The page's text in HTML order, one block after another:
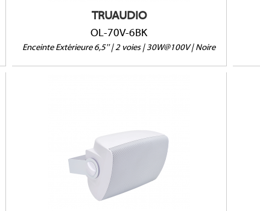
TRUAUDIO
OL-70V-6BK
Enceinte Extérieure 6,5'' | 2 voies | 30W@100V | Noire
16Ω/100V/70V/25V